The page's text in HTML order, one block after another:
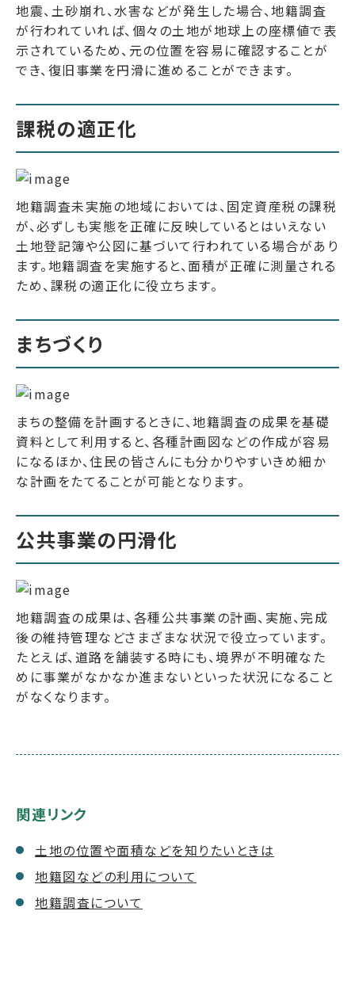
地震、土砂崩れ、水害などが発生した場合、地籍調査
が行われていれば、個々の土地が地球上の座標値で表
示されているため、元の位置を容易に確認することが
でき、復旧事業を円滑に進めることができます。
課税の適正化
地籍調査未実施の地域においては、固定資産税の課税
が、必ずしも実態を正確に反映しているとはいえない
土地登記簿や公図に基づいて行われている場合があり
ます。地籍調査を実施すると、面積が正確に測量される
ため、課税の適正化に役立ちます。
まちづくり
まちの整備を計画するときに、地籍調査の成果を基礎
資料として利用すると、各種計画図などの作成が容易
になるほか、住民の皆さんにも分かりやすいきめ細か
な計画をたてることが可能となります。
公共事業の円滑化
地籍調査の成果は、各種公共事業の計画、実施、完成
後の維持管理などさまざまな状況で役立っています。
たとえば、道路を舗装する時にも、境界が不明確なた
めに事業がなかなか進まないといった状況になること
がなくなります。
関連リンク
土地の位置や面積などを知りたいときは
地籍図などの利用について
地籍調査について